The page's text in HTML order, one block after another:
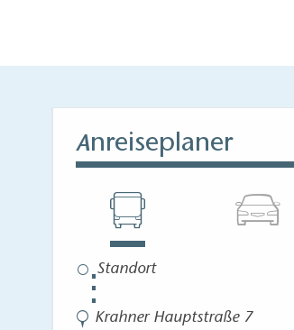
Anreiseplaner
⋮
Krahner Hauptstraße 7